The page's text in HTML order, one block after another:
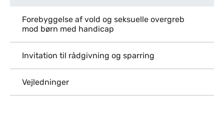
Forebyggelse af vold og seksuelle overgreb
mod børn med handicap
Invitation til rådgivning og sparring
Vejledninger